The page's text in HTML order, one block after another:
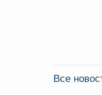
Все